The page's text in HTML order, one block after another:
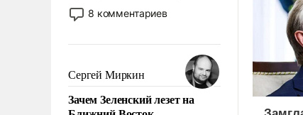
двигаемся по пути
революционных изменений.
псевдонаучной фантастики,
стало всерьез обсуждаемой
идеей.
8 комментариев
Сергей Миркин
Зачем Зеленский лезет на